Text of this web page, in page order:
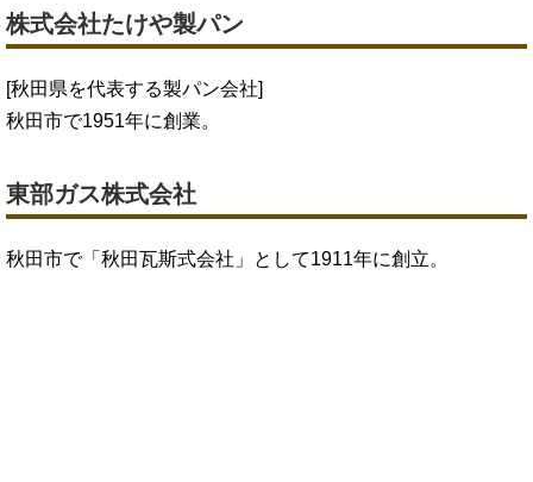
株式会社たけや製パン
[秋田県を代表する製パン会社]
秋田市で1951年に創業。
東部ガス株式会社
秋田市で「秋田瓦斯式会社」として1911年に創立。